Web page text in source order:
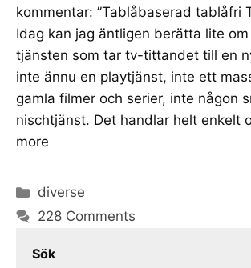
kommentar: ”Tablåbaserad tablåfri
Idag kan jag äntligen berätta lite
tjänsten som tar tv-tittandet till en
inte ännu en playtjänst, inte ett
gamla filmer och serier, inte någon
nischtjänst. Det handlar helt enkelt
more
Categories
diverse
228 Comments
Sök